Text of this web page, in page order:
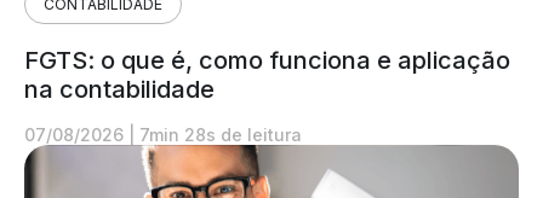
CONTABILIDADE
FGTS: o que é, como funciona e aplicação
na contabilidade
07/08/2026 7min 28s de leitura